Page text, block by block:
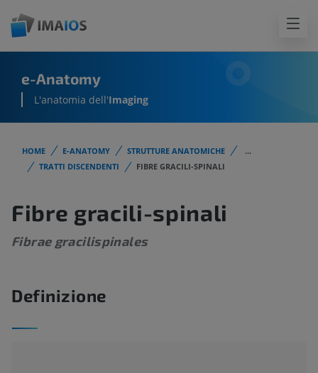
e-Anatomy
L'anatomia dell'Imaging
HOME E-ANATOMY STRUTTURE ANATOMICHE
...
TRATTI DISCENDENTI
FIBRE GRACILI-SPINALI
Fibre gracili-spinali
Fibrae gracilispinales
Definizione